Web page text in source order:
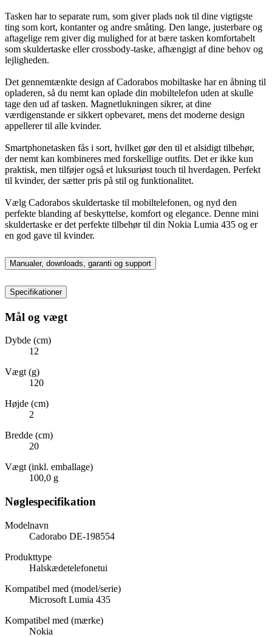
Tasken har to separate rum, som giver plads nok til dine vigtigste
ting som kort, kontanter og andre småting. Den lange, justerbare og
aftagelige rem giver dig mulighed for at bære tasken komfortabelt
som skuldertaske eller crossbody-taske, afhængigt af dine behov og
lejligheden.
Det gennemtænkte design af Cadorabos mobiltaske har en åbning til
opladeren, så du nemt kan oplade din mobiltelefon uden at skulle
tage den ud af tasken. Magnetlukningen sikrer, at dine
værdigenstande er sikkert opbevaret, mens det moderne design
appellerer til alle kvinder.
Smartphonetasken fås i sort, hvilket gør den til et alsidigt tilbehør,
der nemt kan kombineres med forskellige outfits. Det er ikke kun
praktisk, men tilføjer også et luksuriøst touch til hverdagen. Perfekt
til kvinder, der sætter pris på stil og funktionalitet.
Vælg Cadorabos skuldertaske til mobiltelefonen, og nyd den
perfekte blanding af beskyttelse, komfort og elegance. Denne mini
skuldertaske er det perfekte tilbehør til din Nokia Lumia 435 og er
en god gave til kvinder.
Manualer, downloads, garanti og support
Specifikationer
Mål og vægt
Dybde (cm)
12
Vægt (g)
120
Højde (cm)
2
Bredde (cm)
20
Vægt (inkl. emballage)
100,0 g
Nøglespecifikation
Modelnavn
Cadorabo DE-198554
Produkttype
Halskædetelefonetui
Kompatibel med (model/serie)
Microsoft Lumia 435
Kompatibel med (mærke)
Nokia